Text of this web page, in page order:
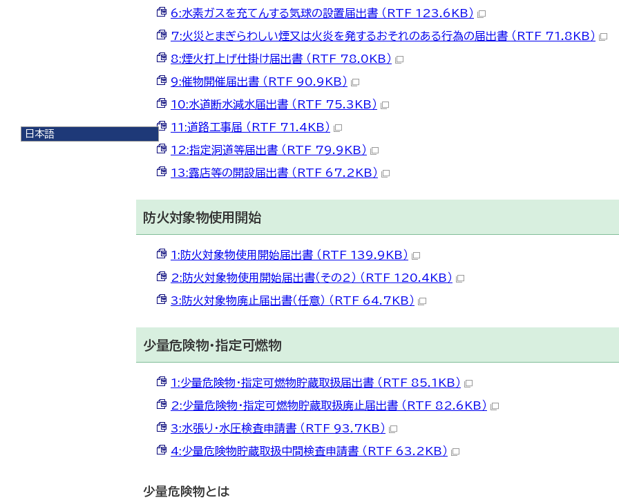
日本語
6:水素ガスを充てんする気球の設置届出書 （RTF 123.6KB）
7:火災とまぎらわしい煙又は火炎を発するおそれのある行為の届出書 （RTF 71.8KB）
8:煙火打上げ仕掛け届出書 （RTF 78.0KB）
9:催物開催届出書 （RTF 90.9KB）
10:水道断水減水届出書 （RTF 75.3KB）
11:道路工事届 （RTF 71.4KB）
12:指定洞道等届出書 （RTF 79.9KB）
13:露店等の開設届出書 （RTF 67.2KB）
防火対象物使用開始
1:防火対象物使用開始届出書 （RTF 139.9KB）
2:防火対象物使用開始届出書（その2） （RTF 120.4KB）
3:防火対象物廃止届出書（任意） （RTF 64.7KB）
少量危険物・指定可燃物
1:少量危険物・指定可燃物貯蔵取扱届出書 （RTF 85.1KB）
2:少量危険物・指定可燃物貯蔵取扱廃止届出書 （RTF 82.6KB）
3:水張り・水圧検査申請書 （RTF 93.7KB）
4:少量危険物貯蔵取扱中間検査申請書 （RTF 63.2KB）
少量危険物とは